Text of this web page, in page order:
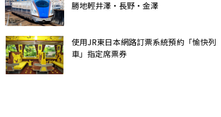
勝地輕井澤・長野・金澤
使用JR東日本網路訂票系統預約「愉快列
車」指定席票券